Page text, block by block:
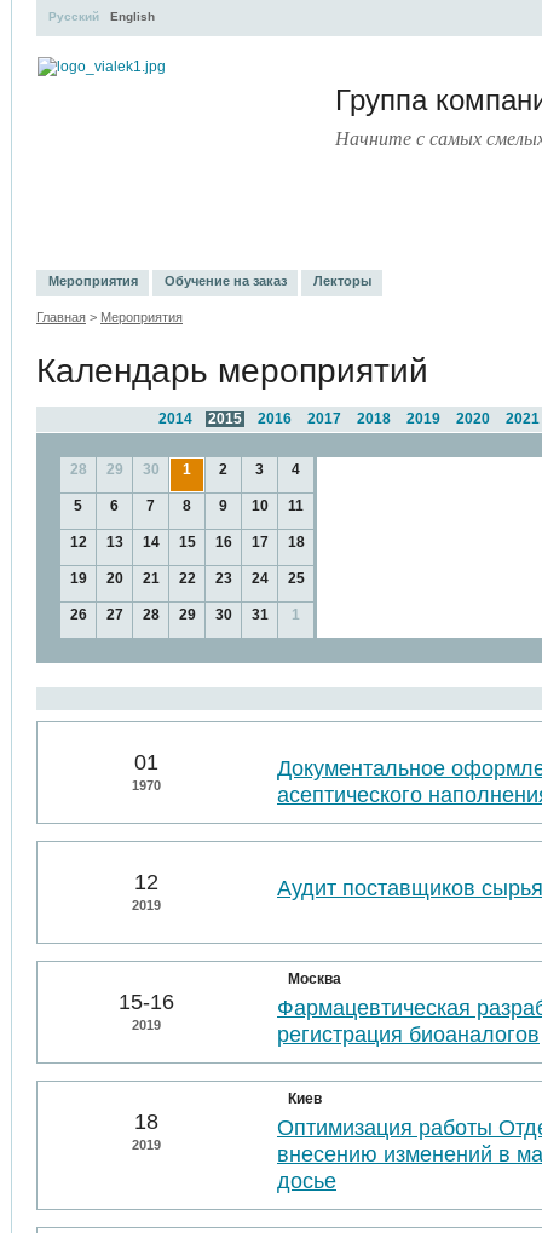
Группа
Начните с самых
Русский English
Мероприятия Обучение на заказ Лекторы
Главная > Мероприятия
Календарь мероприятий
2021
2020
2019
2018
2017
2016
2015
2014
28 29 30 1 2 3 4
5 6 7 8 9 10 11
12 13 14 15 16 17 18
19 20 21 22 23 24 25
26 27 28 29 30 31 1
01
1970
Документальное
асептического
12
2019
Аудит поставщиков
15-16
2019
Москва
Фармацевтическая
регистрация биоаналогов
18
2019
Киев
Оптимизация работы
внесению изменений в
досье